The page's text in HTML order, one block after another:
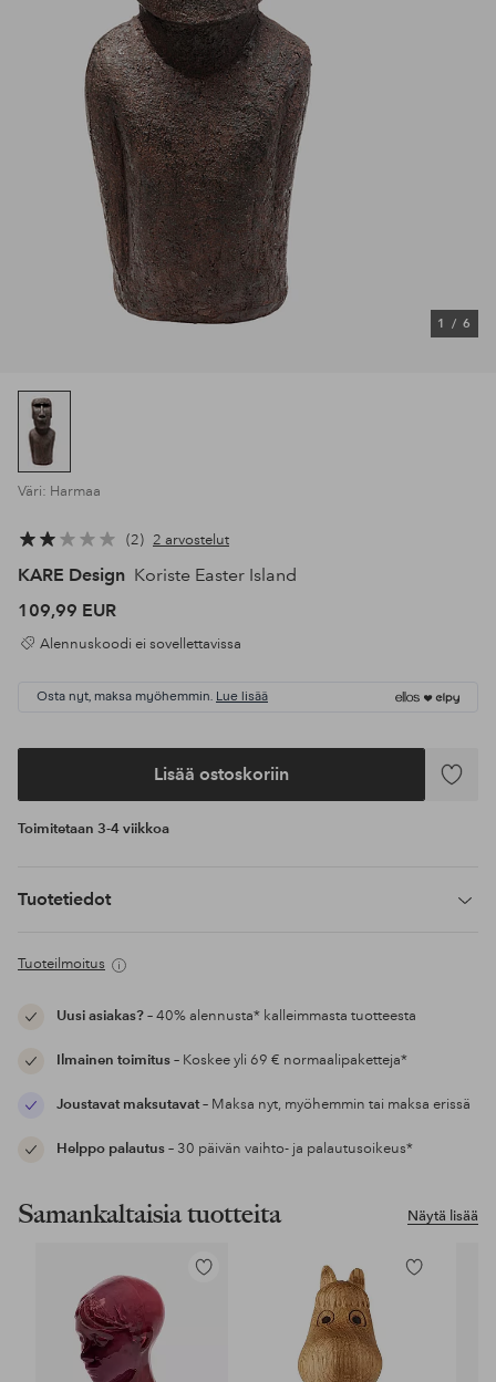
1 / 6
Väri: Harmaa
2 2 arvostelut
KARE Design Koriste Easter Island
109,99 EUR
Alennuskoodi ei sovellettavissa
Osta nyt, maksa myöhemmin. Lue lisää
Lisää ostoskoriin
Lisää
Toimitetaan 3-4 viikkoa
Tuotetiedot
Tuoteilmoitus
Uusi asiakas?– 40% alennusta* kalleimmasta tuotteesta
Ilmainen toimitus– Koskee yli 69 € normaalipaketteja*
Joustavat maksutavat– Maksa nyt, myöhemmin tai maksa erissä
Helppo palautus– 30 päivän vaihto- ja palautusoikeus*
Näytä lisää
Samankaltaisia tuotteita
Lisää
Lisää